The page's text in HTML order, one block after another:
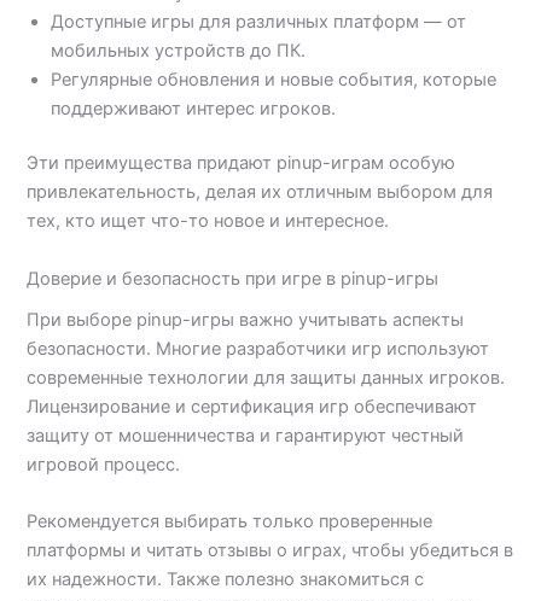
Доступные игры для различных платформ — от
мобильных устройств до ПК.
Регулярные обновления и новые события, которые
поддерживают интерес игроков.
Эти преимущества придают pinup-играм особую
привлекательность, делая их отличным выбором для
тех, кто ищет что-то новое и интересное.
Доверие и безопасность при игре в pinup-игры
При выборе pinup-игры важно учитывать аспекты
безопасности. Многие разработчики игр используют
современные технологии для защиты данных игроков.
Лицензирование и сертификация игр обеспечивают
защиту от мошенничества и гарантируют честный
игровой процесс.
Рекомендуется выбирать только проверенные
платформы и читать отзывы о играх, чтобы убедиться в
их надежности. Также полезно знакомиться с